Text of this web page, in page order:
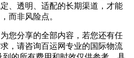
、透明、适配的长期渠道，才能
而非风险点。
分享的全部内容，若您还有任
，请咨询百运网专业的国际物流